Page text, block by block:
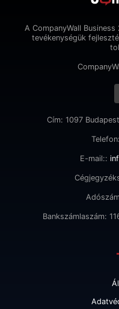
A CompanyWall
tevékenységük
Cím: 1097
E-mail::
Bankszámlaszám: